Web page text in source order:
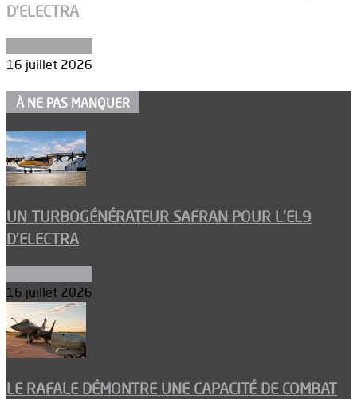
D’ELECTRA
16 juillet 2026
À NE PAS MANQUER
UN TURBOGÉNÉRATEUR SAFRAN POUR L’EL9
D’ELECTRA
16 juillet 2026
LE RAFALE DÉMONTRE UNE CAPACITÉ DE COMBAT